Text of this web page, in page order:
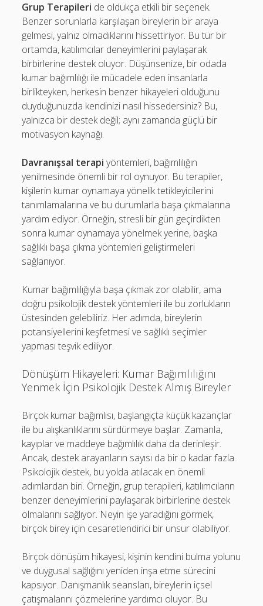
Grup Terapileri de oldukça etkili bir seçenek.
Benzer sorunlarla karşılaşan bireylerin bir araya
gelmesi, yalnız olmadıklarını hissettiriyor. Bu tür bir
ortamda, katılımcılar deneyimlerini paylaşarak
birbirlerine destek oluyor. Düşünsenize, bir odada
kumar bağımlılığı ile mücadele eden insanlarla
birlikteyken, herkesin benzer hikayeleri olduğunu
duyduğunuzda kendinizi nasıl hissedersiniz? Bu,
yalnızca bir destek değil; aynı zamanda güçlü bir
motivasyon kaynağı.
Davranışsal terapi yöntemleri, bağımlılığın
yenilmesinde önemli bir rol oynuyor. Bu terapiler,
kişilerin kumar oynamaya yönelik tetikleyicilerini
tanımlamalarına ve bu durumlarla başa çıkmalarına
yardım ediyor. Örneğin, stresli bir gün geçirdikten
sonra kumar oynamaya yönelmek yerine, başka
sağlıklı başa çıkma yöntemleri geliştirmeleri
sağlanıyor.
Kumar bağımlılığıyla başa çıkmak zor olabilir, ama
doğru psikolojik destek yöntemleri ile bu zorlukların
üstesinden gelebiliriz. Her adımda, bireylerin
potansiyellerini keşfetmesi ve sağlıklı seçimler
yapması teşvik ediliyor.
Dönüşüm Hikayeleri: Kumar Bağımlılığını
Yenmek İçin Psikolojik Destek Almış Bireyler
Birçok kumar bağımlısı, başlangıçta küçük kazançlar
ile bu alışkanlıklarını sürdürmeye başlar. Zamanla,
kayıplar ve maddeye bağımlılık daha da derinleşir.
Ancak, destek arayanların sayısı da bir o kadar fazla.
Psikolojik destek, bu yolda atılacak en önemli
adımlardan biri. Örneğin, grup terapileri, katılımcıların
benzer deneyimlerini paylaşarak birbirlerine destek
olmalarını sağlıyor. Neyin işe yaradığını görmek,
birçok birey için cesaretlendirici bir unsur olabiliyor.
Birçok dönüşüm hikayesi, kişinin kendini bulma yolunu
ve duygusal sağlığını yeniden inşa etme sürecini
kapsıyor. Danışmanlık seansları, bireylerin içsel
çatışmalarını çözmelerine yardımcı oluyor. Bu